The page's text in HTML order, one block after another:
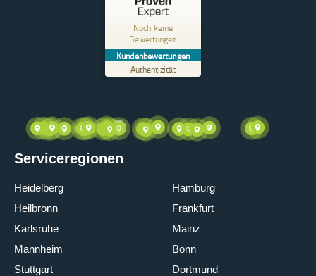
Noch keine
Bewertungen
Kundenbewertungen
Authentizität
Kundenbewertungen und Erfahrungen zu
SOLTec Elektrotechnik GmbH
MANGELHAFT
01.01.1970
Profil ansehen
Serviceregionen
Heidelberg
Heilbronn
Karlsruhe
Mannheim
Stuttgart
Hamburg
Frankfurt
Mainz
Bonn
Dortmund